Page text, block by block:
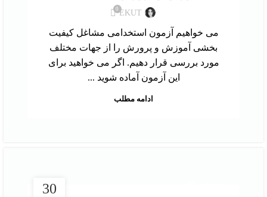
EKUT
0
می خواهیم آزمون استخدامی مشاغل کیفیت
بخشی آموزش و پرورش را از جهات مختلف
مورد بررسی قرار دهیم. اگر می خواهید برای
این آزمون آماده شوید ...
ادامه مطلب
30